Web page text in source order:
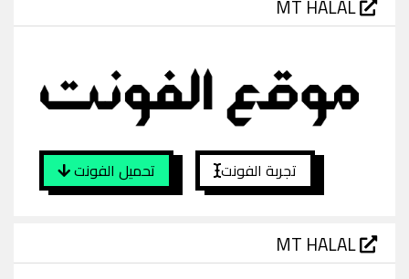
MT HALAL
تحميل الفونت تجربة الفونت
MT HALAL